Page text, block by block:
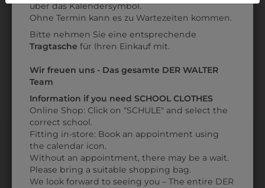
ZULETZT ANGESEHEN
über das Kalendersymbol.
Ohne Termin kann es zu Wartezeiten kommen.
Bitte nehmen Sie eine entsprechende
Tragtasche für Ihren Einkauf mit.
Wir freuen uns - Das gesamte DER WALTER
Team
Information if you need SCHOOL CLOTHES
Online Shop: Click on "SCHULE" and select the
correct school.
Fitting in-store: Book an appointment using
the calendar icon.
Without an appointment, there may be a wait.
Please bring a suitable shopping bag.
We look forward to seeing you – The entire DER
Datenschutzerklärungbzw. im